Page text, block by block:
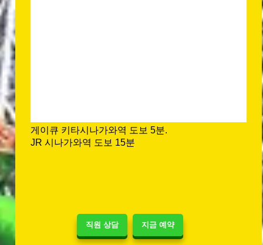
직원 상담 지금 예약
게이큐 키타시나가와역 도보 5분.
JR 시나가와역 도보 15분